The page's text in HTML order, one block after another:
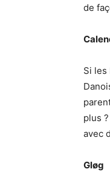
de
Si les
plus
avec
Gløg